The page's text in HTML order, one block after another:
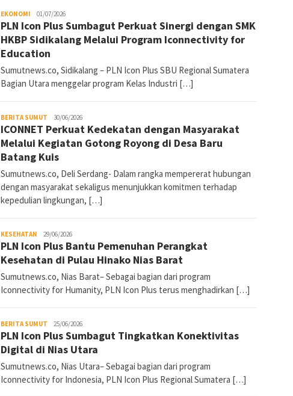
EKONOMI SumutNews
01/07/2026
PLN Icon Plus Sumbagut Perkuat Sinergi dengan SMK
HKBP Sidikalang Melalui Program Iconnectivity for
Education
Sumutnews.co, Sidikalang – PLN Icon Plus SBU Regional Sumatera
Bagian Utara menggelar program Kelas Industri […]
BERITA SUMUT SumutNews
30/06/2026
ICONNET Perkuat Kedekatan dengan Masyarakat
Melalui Kegiatan Gotong Royong di Desa Baru
Batang Kuis
Sumutnews.co, Deli Serdang- Dalam rangka mempererat hubungan
dengan masyarakat sekaligus menunjukkan komitmen terhadap
kepedulian lingkungan, […]
KESEHATAN SumutNews
29/06/2026
PLN Icon Plus Bantu Pemenuhan Perangkat
Kesehatan di Pulau Hinako Nias Barat
Sumutnews.co, Nias Barat– Sebagai bagian dari program
Iconnectivity for Humanity, PLN Icon Plus terus menghadirkan […]
BERITA SUMUT SumutNews
25/06/2026
PLN Icon Plus Sumbagut Tingkatkan Konektivitas
Digital di Nias Utara
Sumutnews.co, Nias Utara– Sebagai bagian dari program
Iconnectivity for Indonesia, PLN Icon Plus Regional Sumatera […]